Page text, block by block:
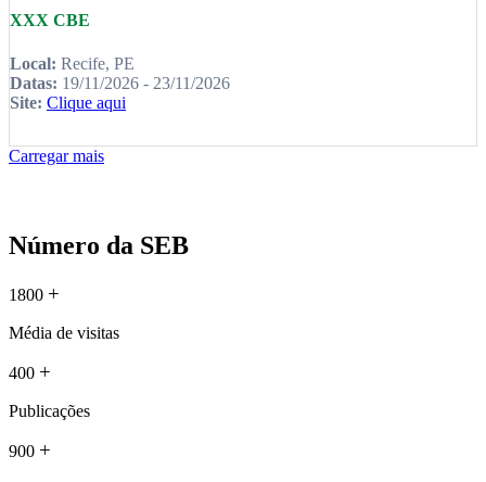
XXX CBE
Local: Recife, PE
Datas: 19/11/2026 - 23/11/2026
Site: Clique aqui
Carregar mais
Número da SEB
1800 +
Média de visitas
400 +
Publicações
900 +